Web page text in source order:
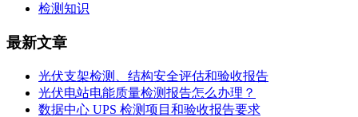
检测知识
最新文章
光伏支架检测、结构安全评估和验收报告
光伏电站电能质量检测报告怎么办理？
数据中心 UPS 检测项目和验收报告要求